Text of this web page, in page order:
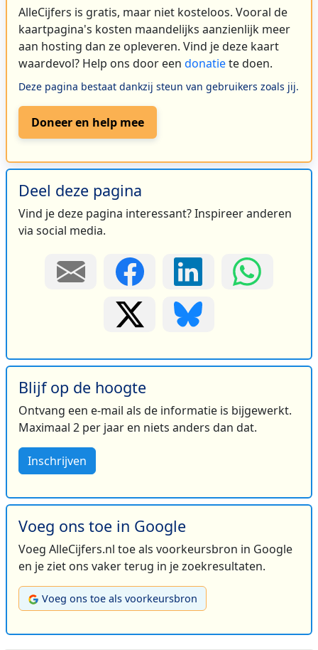
AlleCijfers is gratis, maar niet kosteloos. Vooral de
kaartpagina's kosten maandelijks aanzienlijk meer
aan hosting dan ze opleveren. Vind je deze kaart
waardevol? Help ons door een donatiete doen.
Deze pagina bestaat dankzij steun van gebruikers zoals jij.
Doneer en help mee
Deel deze pagina
Vind je deze pagina interessant? Inspireer anderen
via social media.
Blijf op de hoogte
Ontvang een e-mail als de informatie is bijgewerkt.
Maximaal 2 per jaar en niets anders dan dat.
Inschrijven
Voeg ons toe in Google
Voeg AlleCijfers.nl toe als voorkeursbron in Google
en je ziet ons vaker terug in je zoekresultaten.
Voeg ons toe als voorkeursbron